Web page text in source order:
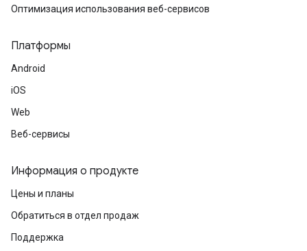
Оптимизация использования веб-сервисов
Платформы
Android
iOS
Web
Веб-сервисы
Информация о продукте
Цены и планы
Обратиться в отдел продаж
Поддержка